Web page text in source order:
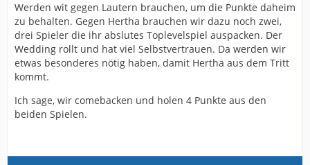
Werden wit gegen Lautern brauchen, um die Punkte daheim
zu behalten. Gegen Hertha brauchen wir dazu noch zwei,
drei Spieler die ihr abslutes Toplevelspiel auspacken. Der
Wedding rollt und hat viel Selbstvertrauen. Da werden wir
etwas besonderes nötig haben, damit Hertha aus dem Tritt
kommt.
Ich sage, wir comebacken und holen 4 Punkte aus den
beiden Spielen.